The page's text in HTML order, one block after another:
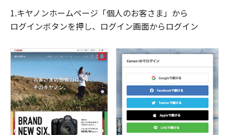
1.キヤノンホームページ「個人のお客さま」から
ログインボタンを押し、ログイン画面からログイン